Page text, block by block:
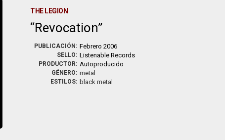
THE LEGION
Revocation
PUBLICACIÓN: Febrero 2006
SELLO: Listenable Records
PRODUCTOR: Autoproducido
GÉNERO: metal
ESTILOS: black metal